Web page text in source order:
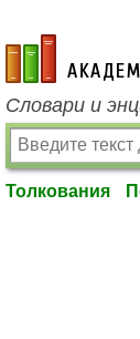
academic.ru
Словари и
Толкования